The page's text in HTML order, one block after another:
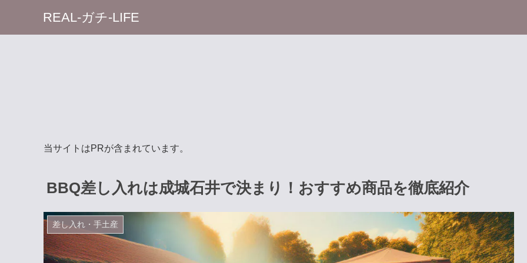
REAL-ガチ-LIFE
当サイトはPRが含まれています。
BBQ差し入れは成城石井で決まり！おすすめ商品を徹底紹介
差し入れ・手土産